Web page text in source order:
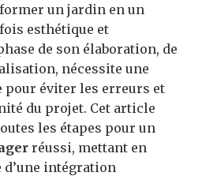
un jardin en un
esthétique et
de son élaboration, de
nécessite une
éviter les erreurs et
du projet. Cet article
les étapes pour un
réussi, mettant en
intégration